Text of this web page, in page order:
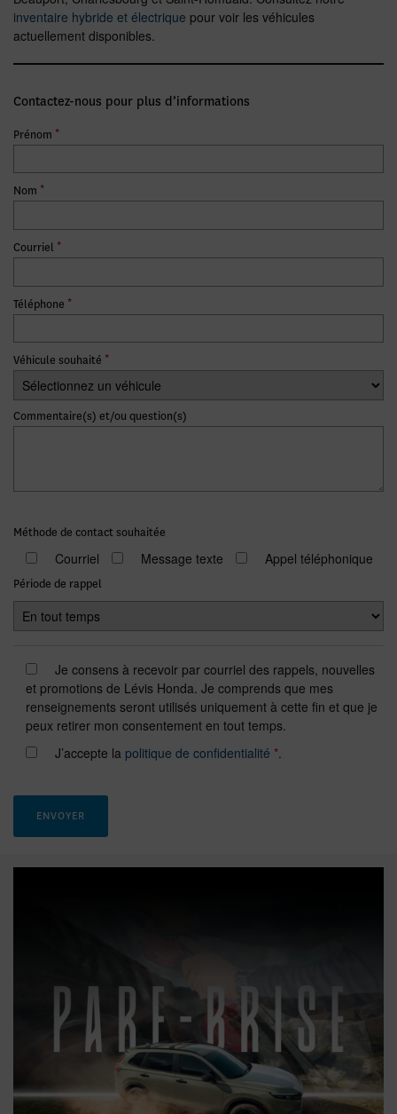
inventaire hybride et électrique pour voir les véhicules
actuellement disponibles.
Contactez-nous pour plus d’informations
Prénom *
Nom *
Courriel *
Téléphone *
Véhicule souhaité *
Commentaire(s) et/ou question(s)
Méthode de contact souhaitée
Courriel Message texte Appel téléphonique
Période de rappel
Je consens à recevoir par courriel des rappels, nouvelles
et promotions de Lévis Honda. Je comprends que mes
renseignements seront utilisés uniquement à cette fin et que je
peux retirer mon consentement en tout temps.
J’accepte la politique de confidentialité *.